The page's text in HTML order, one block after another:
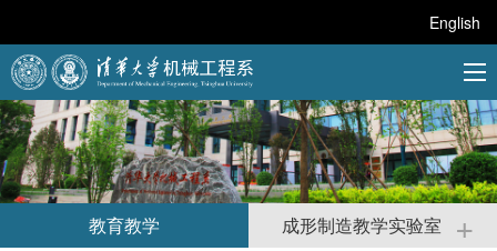
English
教育教学 成形制造教学实验室 +